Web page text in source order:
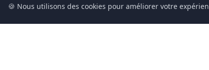
🍪 Nous utilisons des cookies pour améliorer votre